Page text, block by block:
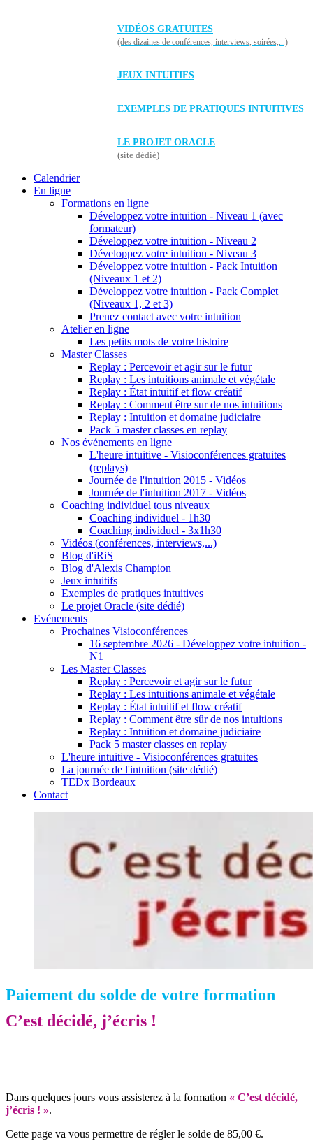
VIDÉOS GRATUITES
(des dizaines de conférences, interviews, soirées,...)
JEUX INTUITIFS
EXEMPLES DE PRATIQUES INTUITIVES
LE PROJET ORACLE
(site dédié)
Calendrier
En ligne
Formations en ligne
Développez votre intuition - Niveau 1 (avec
formateur)
Développez votre intuition - Niveau 2
Développez votre intuition - Niveau 3
Développez votre intuition - Pack Intuition
(Niveaux 1 et 2)
Développez votre intuition - Pack Complet
(Niveaux 1, 2 et 3)
Prenez contact avec votre intuition
Atelier en ligne
Les petits mots de votre histoire
Master Classes
Replay : Percevoir et agir sur le futur
Replay : Les intuitions animale et végétale
Replay : État intuitif et flow créatif
Replay : Comment être sur de nos intuitions
Replay : Intuition et domaine judiciaire
Pack 5 master classes en replay
Nos événements en ligne
L'heure intuitive - Visioconférences gratuites
(replays)
Journée de l'intuition 2015 - Vidéos
Journée de l'intuition 2017 - Vidéos
Coaching individuel tous niveaux
Coaching individuel - 1h30
Coaching individuel - 3x1h30
Vidéos (conférences, interviews,...)
Blog d'iRiS
Blog d'Alexis Champion
Jeux intuitifs
Exemples de pratiques intuitives
Le projet Oracle (site dédié)
Evénements
Prochaines Visioconférences
16 septembre 2026 - Développez votre intuition -
N1
Les Master Classes
Replay : Percevoir et agir sur le futur
Replay : Les intuitions animale et végétale
Replay : État intuitif et flow créatif
Replay : Comment être sûr de nos intuitions
Replay : Intuition et domaine judiciaire
Pack 5 master classes en replay
L'heure intuitive - Visioconférences gratuites
La journée de l'intuition (site dédié)
TEDx Bordeaux
Contact
Paiement du solde de votre formation
C’est décidé, j’écris !
Dans quelques jours vous assisterez à la formation « C’est décidé,
j’écris ! ».
Cette page va vous permettre de régler le solde de 85,00 €.